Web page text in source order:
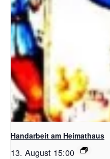
Handarbeit am Heimathaus
13. August 15:00